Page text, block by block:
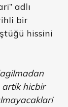
adlı
bir
hissini
hicbir